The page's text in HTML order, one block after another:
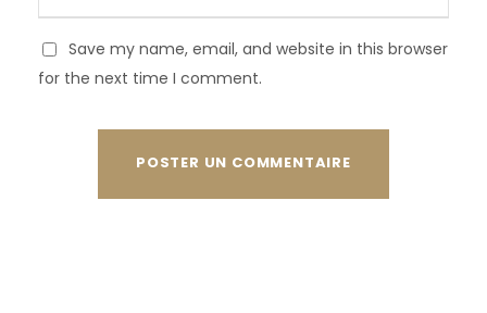
Save my name, email, and website in this browser
for the next time I comment.